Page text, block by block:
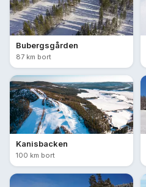
Bubergsgården
87 km bort
Kanisbacken
100 km bort